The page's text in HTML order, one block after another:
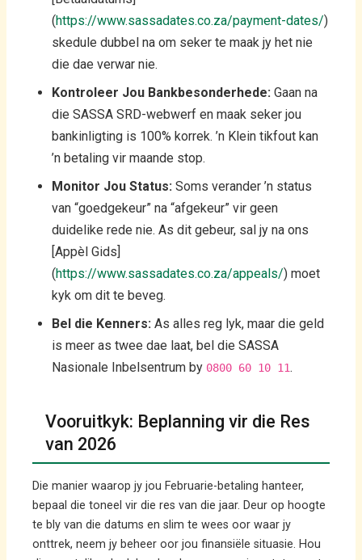
(https://www.sassadates.co.za/payment-dates/)
skedule dubbel na om seker te maak jy het nie
die dae verwar nie.
Kontroleer Jou Bankbesonderhede: Gaan na
die SASSA SRD-webwerf en maak seker jou
bankinligting is 100% korrek. ’n Klein tikfout kan
’n betaling vir maande stop.
Monitor Jou Status: Soms verander ’n status
van “goedgekeur” na “afgekeur” vir geen
duidelike rede nie. As dit gebeur, sal jy na ons
[Appèl Gids]
(https://www.sassadates.co.za/appeals/) moet
kyk om dit te beveg.
Bel die Kenners: As alles reg lyk, maar die geld
is meer as twee dae laat, bel die SASSA
Nasionale Inbelsentrum by 0800 60 10 11.
Vooruitkyk: Beplanning vir die Res
van 2026
Die manier waarop jy jou Februarie-betaling hanteer,
bepaal die toneel vir die res van die jaar. Deur op hoogte
te bly van die datums en slim te wees oor waar jy
onttrek, neem jy beheer oor jou finansiële situasie. Hou